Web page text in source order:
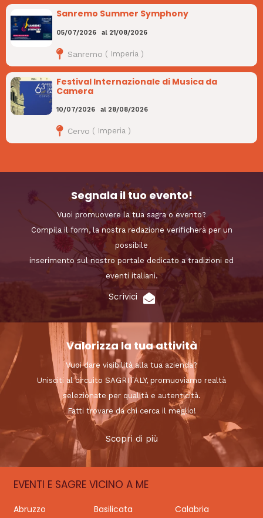
Sanremo Summer Symphony
05/07/2026 al 21/08/2026
Sanremo ( Imperia )
Festival Internazionale di Musica da
Camera
10/07/2026 al 28/08/2026
Cervo ( Imperia)
Segnala il tuo evento!
Vuoi promuovere la tua sagra o evento?
Compila il form, la nostra redazione verificherà per un
possibile
inserimento sul nostro portale dedicato a tradizioni ed
eventi italiani.
Scrivici
Valorizza la tua attività
Vuoi dare visibilità alla tua azienda?
Unisciti al circuito SAGRITALY, promuoviamo realtà
selezionate per qualità e autenticità.
Fatti trovare da chi cerca il meglio!
Scopri di più
EVENTI E SAGRE VICINO A ME
Abruzzo Basilicata
Calabria